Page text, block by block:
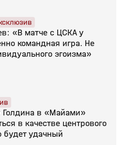
«В матче с ЦСКА у
командная игра. Не
эгоизма»
Голдина в «Майами»
в качестве центрового
будет удачный